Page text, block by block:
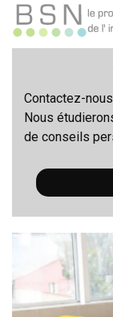
Contactez-
Nous
de conseils